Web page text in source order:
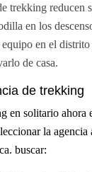
trekking reducen
en los
en el
de casa.
de trekking
en solitario ahora
la agencia
buscar: